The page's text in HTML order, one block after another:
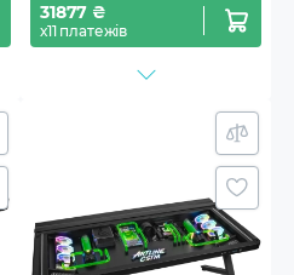
31877 ₴
х11 платежів